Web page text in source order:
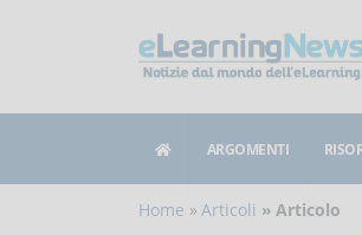
ARGOMENTI
Home Articoli Articolo